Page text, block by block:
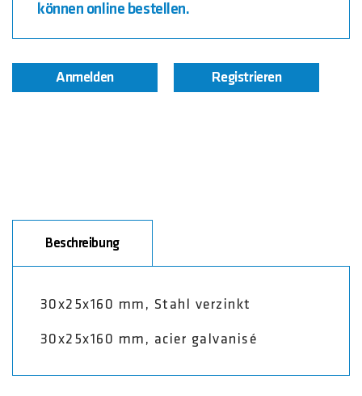
können online bestellen.
Anmelden Registrieren
Beschreibung
30x25x160 mm, Stahl verzinkt
30x25x160 mm, acier galvanisé